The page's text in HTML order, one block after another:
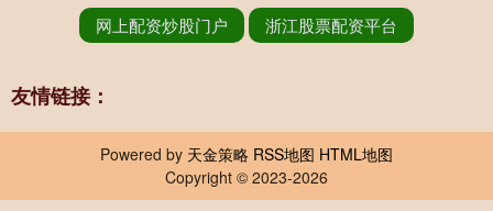
网上配资炒股门户
浙江股票配资平台
友情链接：
Powered by 天金策略 RSS地图 HTML地图
Copyright © 2023-2026